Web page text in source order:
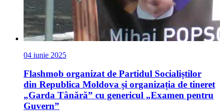
04 iunie 2025
Flashmob organizat de Partidul Socialiștilor
din Republica Moldova și organizația de tineret
„Garda Tânără” cu genericul „Examen pentru
Guvern”